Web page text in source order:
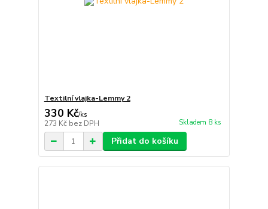
Textilní vlajka-Lemmy 2
330 Kč/ks
273 Kč bez DPH Skladem 8 ks
Přidat do košíku